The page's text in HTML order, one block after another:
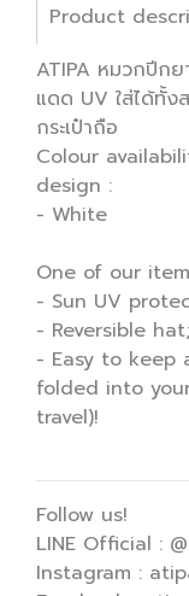
Product
ATIPA หมวกปีก
แดด UV ใส่ได้ทั้ง
กระเป๋าถือ
Colour
design :
- White
One of our
- Sun UV
- Reversible
- Easy to keep
folded into
travel)!
Follow us!
LINE Official :
Instagram :